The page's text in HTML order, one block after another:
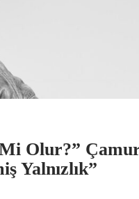
Olur?”
Yalnızlık”